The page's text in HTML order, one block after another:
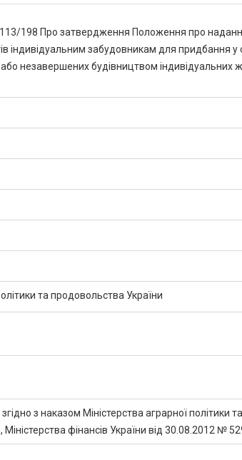
198 Про затвердження Положення про
індивідуальним забудовникам для придбання у
незавершених будівництвом індивідуальних
та продовольства України
з наказом Міністерства аграрної політики та
фінансів України від 30.08.2012 №